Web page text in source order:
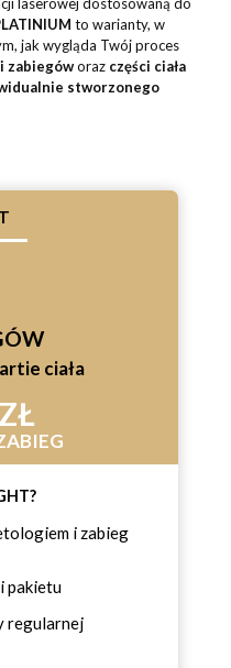
to warianty, w
jak wygląda Twój proces
zabiegóworaz części ciała
stworzonego
ciała
i zabieg
pakietu
regularnej